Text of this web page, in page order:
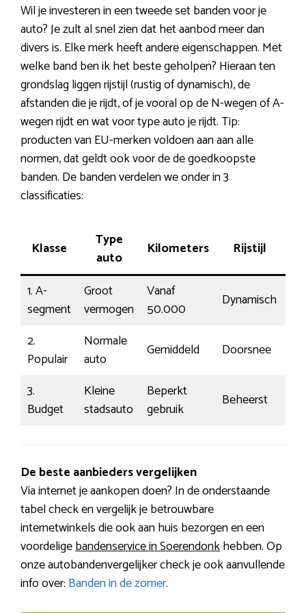
Wil je investeren in een tweede set banden voor je
auto? Je zult al snel zien dat het aanbod meer dan
divers is. Elke merk heeft andere eigenschappen. Met
welke band ben ik het beste geholpen? Hieraan ten
grondslag liggen rijstijl (rustig of dynamisch), de
afstanden die je rijdt, of je vooral op de N-wegen of A-
wegen rijdt en wat voor type auto je rijdt. Tip:
producten van EU-merken voldoen aan aan alle
normen, dat geldt ook voor de de goedkoopste
banden. De banden verdelen we onder in 3
classificaties:
Klasse
Type
auto
Kilometers Rijstijl
1. A-
segment
Groot
vermogen
Vanaf
50.000
Dynamisch
2.
Populair
Normale
auto
Gemiddeld Doorsnee
3.
Budget
Kleine
stadsauto
Beperkt
gebruik
Beheerst
De beste aanbieders vergelijken
Via internet je aankopen doen? In de onderstaande
tabel check en vergelijk je betrouwbare
internetwinkels die ook aan huis bezorgen en een
voordeligebandenservice in Soerendonkhebben. Op
onze autobandenvergelijker check je ook aanvullende
info over: Banden in de zomer.